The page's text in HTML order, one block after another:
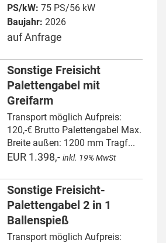
PS/kW: 75 PS/56 kW
Baujahr: 2026
auf Anfrage
Sonstige Freisicht
Palettengabel mit
Greifarm
Transport möglich Aufpreis:
120,-€ Brutto Palettengabel Max.
Breite außen: 1200 mm Tragf...
EUR 1.398,- inkl. 19% MwSt
Sonstige Freisicht-
Palettengabel 2 in 1
Ballenspieß
Transport möglich Aufpreis: